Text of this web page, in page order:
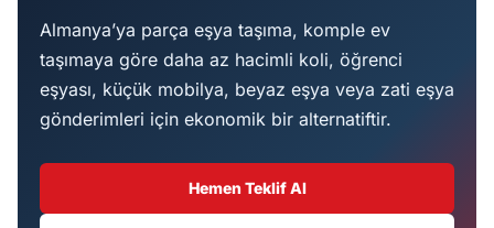
Almanya’ya parça eşya taşıma, komple ev
taşımaya göre daha az hacimli koli, öğrenci
eşyası, küçük mobilya, beyaz eşya veya zati eşya
gönderimleri için ekonomik bir alternatiftir.
Hemen Teklif Al